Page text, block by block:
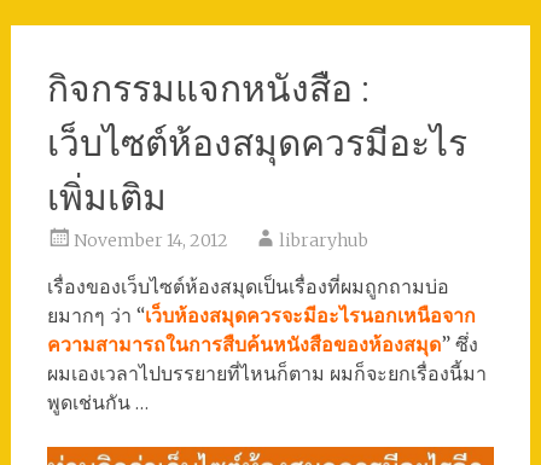
กิจกรรมแจกหนังสือ :
เว็บไซต์ห้องสมุดควรมีอะไร
เพิ่มเติม
November 14, 2012 libraryhub
เรื่องของเว็บไซต์ห้องสมุดเป็นเรื่องที่ผมถูกถามบ่อ
ยมากๆ ว่า “เว็บห้องสมุดควรจะมีอะไรนอกเหนือจาก
ความสามารถในการสืบค้นหนังสือของห้องสมุด” ซึ่ง
ผมเองเวลาไปบรรยายที่ไหนก็ตาม ผมก็จะยกเรื่องนี้มา
พูดเช่นกัน …